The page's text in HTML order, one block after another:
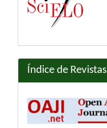
Índice de Revistas